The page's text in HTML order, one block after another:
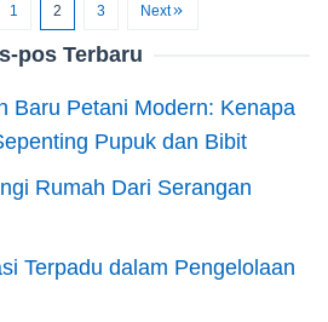
1 2 3 Next
pos Terbaru
Baru Petani Modern: Kenapa
Pupuk dan Bibit
Rumah Dari Serangan
Terpadu dalam Pengelolaan